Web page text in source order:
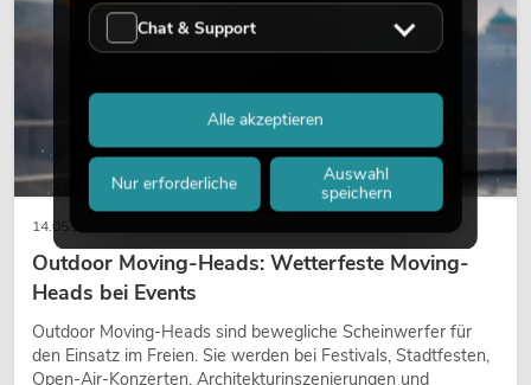
14.05.2026
Outdoor Moving-Heads: Wetterfeste Moving-
Heads bei Events
Outdoor Moving-Heads sind bewegliche Scheinwerfer für
den Einsatz im Freien. Sie werden bei Festivals, Stadtfesten,
Open-Air-Konzerten, Architekturinszenierungen und
Chat & Support
Nur erforderliche
Auswahl
speichern
Alle akzeptieren